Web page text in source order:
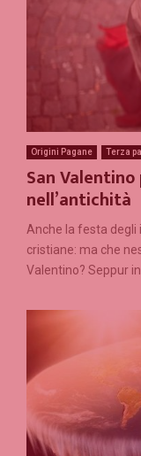
Origini Pagane Terza
San
nell’antichità
Anche la festa
cristiane: ma che
Valentino? Seppur